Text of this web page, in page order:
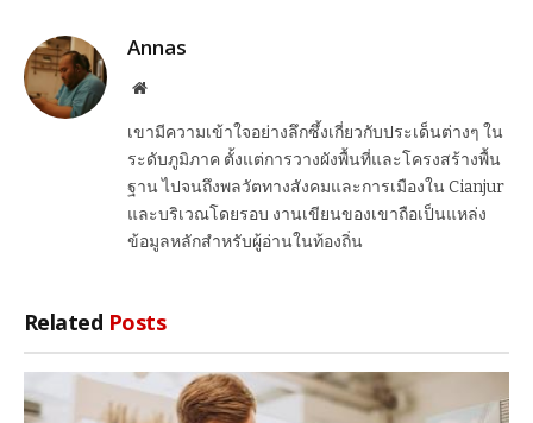
Annas
Website
เขามีความเข้าใจอย่างลึกซึ้งเกี่ยวกับประเด็นต่างๆ ใน
ระดับภูมิภาค ตั้งแต่การวางผังพื้นที่และโครงสร้างพื้น
ฐาน ไปจนถึงพลวัตทางสังคมและการเมืองใน Cianjur
และบริเวณโดยรอบ งานเขียนของเขาถือเป็นแหล่ง
ข้อมูลหลักสำหรับผู้อ่านในท้องถิ่น
Related Posts